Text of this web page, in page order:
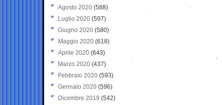
Agosto 2020 (588)
Luglio 2020 (597)
Giugno 2020 (580)
Maggio 2020 (618)
Aprile 2020 (643)
Marzo 2020 (437)
Febbraio 2020 (593)
Gennaio 2020 (596)
Dicembre 2019 (542)